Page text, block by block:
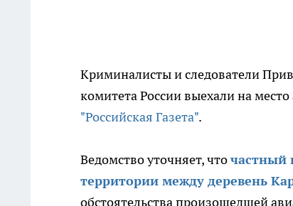
Криминалисты и следователи
комитета России выехали на
"Российская Газета".
Ведомство уточняет, чточастный
территории между деревень
обстоятельства произошедшей